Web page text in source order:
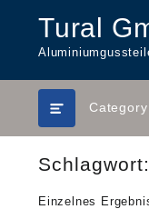
content
Tural
Category
Schlagwort:
Einzelnes